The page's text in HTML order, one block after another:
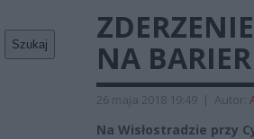
Szukaj
NA
26 maja 2018 19:49 | Autor:
Na Wisłostradzie przy